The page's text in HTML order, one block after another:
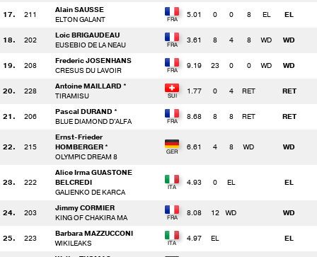
17. 211
Alain SAUSSE
ELTON GALANT
5.01 0 0 8 EL EL
18. 202
Loic BRIGAUDEAU
EUSEBIO DE LA NEAU
3.61 8 4 8 WD WD
19. 208
Frederic JOSENHANS
CRESUS DU LAVOIR
9.19 23 0 0 WD WD
20. 228
Antoine MAILLARD *
TIRAMISU
1.77 0 4 RET RET
21. 206
Pascal DURAND *
BLUE DIAMOND D'ALFA
8.68 8 8 RET RET
22. 215
Ernst-Frieder
HOMBERGER *
OLYMPIC DREAM 8
6.61 4 8 WD WD
23. 222
Alice Irma GUASTONE
BELCREDI
GALIENKO DE KARCA
4.93 0 EL EL
24. 203
Jimmy CORMIER
KING OF CHAKIRA MA
8.08 12 WD WD
25. 223
Barbara MAZZUCCONI
WIKILEAKS
4.97 EL EL